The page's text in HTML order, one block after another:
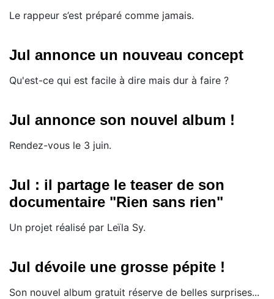
Le rappeur s’est préparé comme jamais.
Jul annonce un nouveau concept
Qu'est-ce qui est facile à dire mais dur à faire ?
Jul annonce son nouvel album !
Rendez-vous le 3 juin.
Jul : il partage le teaser de son
documentaire "Rien sans rien"
Un projet réalisé par Leïla Sy.
Jul dévoile une grosse pépite !
Son nouvel album gratuit réserve de belles surprises...